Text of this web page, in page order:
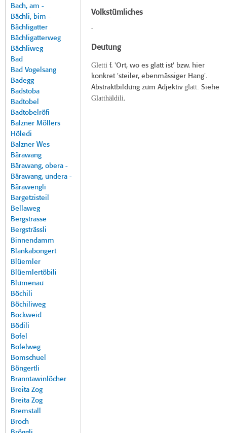
Bach, am -
Bächli, bim -
Bächligatter
Bächligatterweg
Bächliweg
Bad
Bad Vogelsang
Badegg
Badstoba
Badtobel
Badtobelröfi
Balzner Möllers
Höledi
Balzner Wes
Bärawang
Bärawang, obera -
Bärawang, undera -
Bärawengli
Bargetzisteil
Bellaweg
Bergstrasse
Bergsträssli
Binnendamm
Blankabongert
Blüemler
Blüemlertöbili
Blumenau
Böchili
Böchiliweg
Bockweid
Bödili
Bofel
Bofelweg
Bomschuel
Böngertli
Branntawinlöcher
Breita Zog
Breita Zog
Bremstall
Broch
Volkstümliches
-
Deutung
Glettif. 'Ort, wo es glatt ist' bzw. hier
konkret 'steiler, ebenmässiger Hang'.
Abstraktbildung zum Adjektiv glatt. Siehe
Glatthäldili.